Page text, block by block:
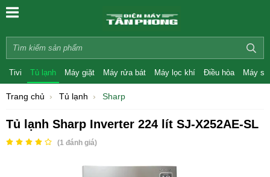
Tivi Tủ lạnh Máy giặt Máy rửa bát Máy lọc khí Điều hòa Máy
Trang chủ Tủ lạnh Sharp
Tủ lạnh Sharp Inverter 224 lít SJ-X252AE-SL
(1 đánh giá)